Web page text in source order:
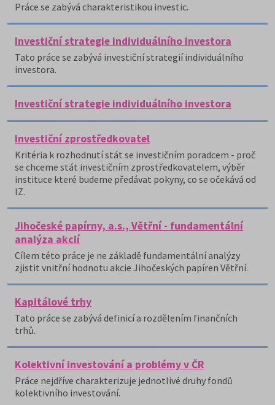
Práce se zabývá charakteristikou investic.
Investiční strategie individuálního investora
Tato práce se zabývá investiční strategií individuálního
investora.
Investiční strategie individuálního investora
Investiční zprostředkovatel
Kritéria k rozhodnutí stát se investičním poradcem - proč
se chceme stát investičním zprostředkovatelem, výběr
instituce které budeme předávat pokyny, co se očekává od
IZ.
Jihočeské papírny, a.s., Větřní - fundamentální
analýza akcií
Cílem této práce je ne základě fundamentální analýzy
zjistit vnitřní hodnotu akcie Jihočeských papíren Větřní.
Kapitálové trhy
Tato práce se zabývá definicí a rozdělením finančních
trhů.
Kolektivní investování a problémy v ČR
Práce nejdříve charakterizuje jednotlivé druhy fondů
kolektivního investování.